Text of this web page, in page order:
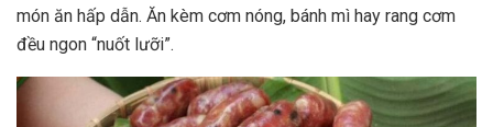
món ăn hấp dẫn. Ăn kèm cơm nóng, bánh mì hay rang cơm
đều ngon “nuốt lưỡi”.